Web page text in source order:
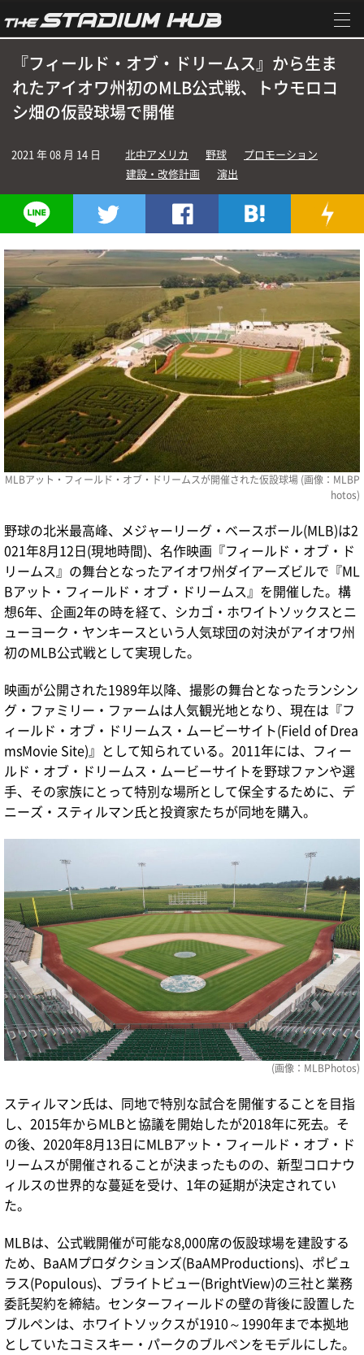
『フィールド・オブ・ドリームス』から生ま
れたアイオワ州初のMLB公式戦、トウモロコ
シ畑の仮設球場で開催
2021 年 08 月 14 日 北中アメリカ 野球
プロモーション
建設・改修計画
演出
MLBアット・フィールド・オブ・ドリームスが開催された仮設球場 (画像： MLBP
hotos)
野球の北米最高峰、メジャーリーグ・ベースボール(MLB)は2
021年8月12日(現地時間)、名作映画『フィールド・オブ・ド
リームス』の舞台となったアイオワ州ダイアーズビルで『ML
Bアット・フィールド・オブ・ドリームス』を開催した。構
想6年、企画2年の時を経て、シカゴ・ホワイトソックスとニ
ューヨーク・ヤンキースという人気球団の対決がアイオワ州
初のMLB公式戦として実現した。
映画が公開された1989年以降、撮影の舞台となったランシン
グ・ファミリー・ファームは人気観光地となり、現在は『フ
ィールド・オブ・ドリームス・ムービーサイト(Field of Drea
msMovie Site)』として知られている。2011年には、フィー
ルド・オブ・ドリームス・ムービーサイトを野球ファンや選
手、その家族にとって特別な場所として保全するために、デ
ニーズ・スティルマン氏と投資家たちが同地を購入。
(画像： MLBPhotos)
スティルマン氏は、同地で特別な試合を開催することを目指
し、2015年からMLBと協議を開始したが2018年に死去。そ
の後、2020年8月13日にMLBアット・フィールド・オブ・ド
リームスが開催されることが決まったものの、新型コロナウ
ィルスの世界的な蔓延を受け、1年の延期が決定されてい
た。
MLBは、公式戦開催が可能な8,000席の仮設球場を建設する
ため、BaAMプロダクションズ(BaAMProductions)、ポピュ
ラス(Populous)、ブライトビュー(BrightView)の三社と業務
委託契約を締結。センターフィールドの壁の背後に設置した
ブルペンは、ホワイトソックスが1910～1990年まで本拠地
としていたコミスキー・パークのブルペンをモデルにした。